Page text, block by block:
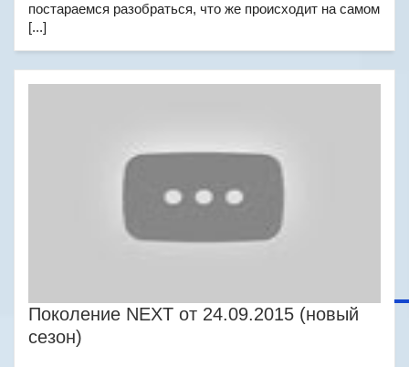
постараемся разобраться, что же происходит на самом
[...]
Поколение NEXT от 24.09.2015 (новый
сезон)